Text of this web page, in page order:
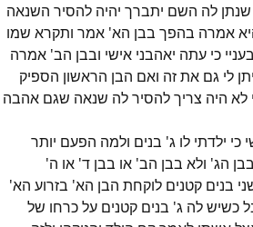
שנתן לה השם יתברך יהיה להסיר השנאה
אמרה בהפך בבן הא' אמר ותקרא שמו
כי עתה יאהבני אישי ובבן הב' אמרה
לי גם את זה ואם הבן הראשון הספיק
לא היה צריך להסיר לה שנאה שגם אהבה
כי ילדתי לו ג' בנים ולמה הפעם יותר
הג' ולא בבן הב' או בבן ד' או ה'
בנים קטנים לוקחת הבן הא' בזרוע הא'
כשיש לה ג' בנים קטנים על כרחו של